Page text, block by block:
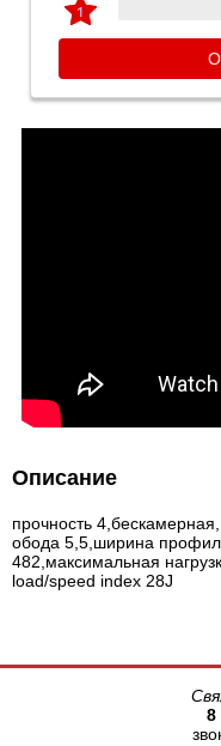
Описание
прочность
обода 5,5,ширина
482,максимальная
load/speed index 28J
8